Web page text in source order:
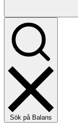
Sök på Balans